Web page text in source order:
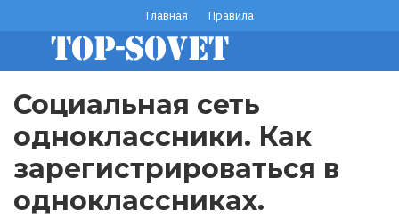
основному
содержанию
footer
menu
Главная Правила
Социальная сеть
одноклассники. Как
зарегистрироваться в
одноклассниках.